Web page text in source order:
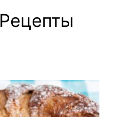
Рецепты